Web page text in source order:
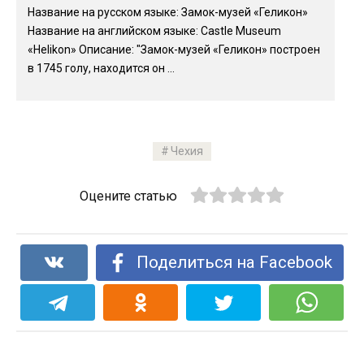
Название на русском языке: Замок-музей «Геликон»
Название на английском языке: Castle Museum
«Helikon» Описание: "Замок-музей «Геликон» построен
в 1745 голу, находится он ...
Чехия
Оцените статью
Поделиться на Facebook